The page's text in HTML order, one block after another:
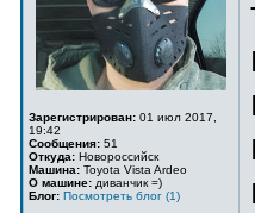
Зарегистрирован: 01 июл 2017,
19:42
Сообщения: 51
Откуда: Новороссийск
Машина: Toyota Vista Ardeo
О машине: диванчик =)
Блог: Посмотреть блог (1)